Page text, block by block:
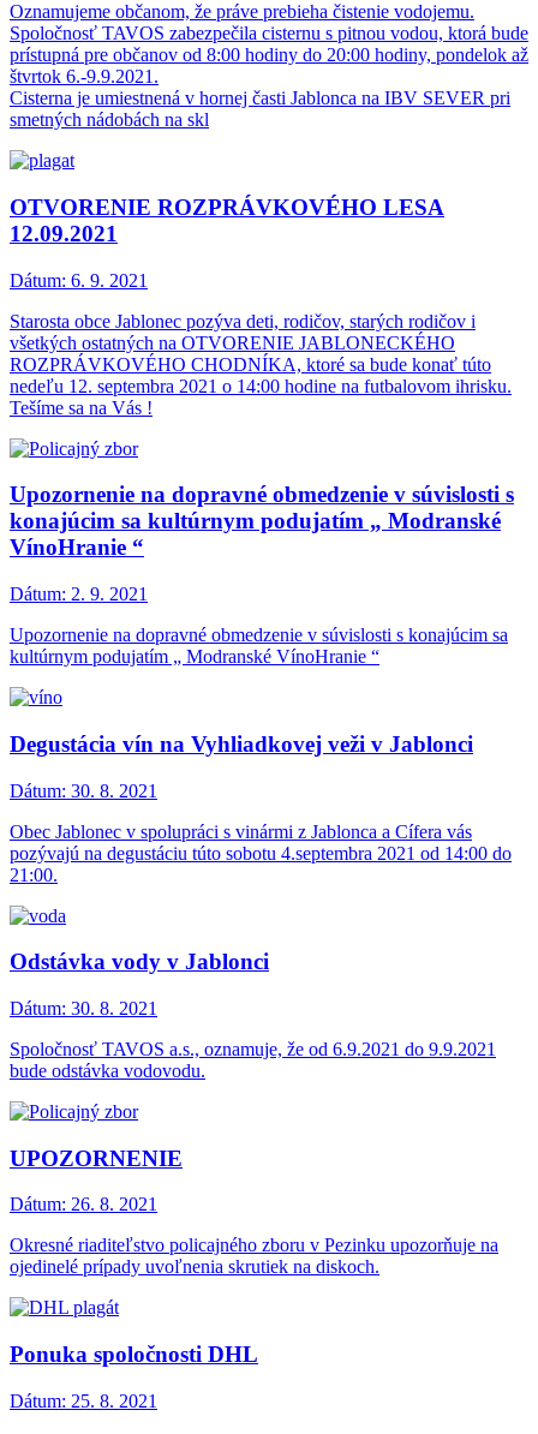
Oznamujeme občanom, že práve prebieha čistenie vodojemu.
Spoločnosť TAVOS zabezpečila cisternu s pitnou vodou, ktorá bude
prístupná pre občanov od 8:00 hodiny do 20:00 hodiny, pondelok až
štvrtok 6.-9.9.2021.
Cisterna je umiestnená v hornej časti Jablonca na IBV SEVER pri
smetných nádobách na skl
OTVORENIE ROZPRÁVKOVÉHO LESA
12.09.2021
Dátum: 6. 9. 2021
Starosta obce Jablonec pozýva deti, rodičov, starých rodičov i
všetkých ostatných na OTVORENIE JABLONECKÉHO
ROZPRÁVKOVÉHO CHODNÍKA, ktoré sa bude konať túto
nedeľu 12. septembra 2021 o 14:00 hodine na futbalovom ihrisku.
Tešíme sa na Vás !
Upozornenie na dopravné obmedzenie v súvislosti s
konajúcim sa kultúrnym podujatím „ Modranské
VínoHranie “
Dátum: 2. 9. 2021
Upozornenie na dopravné obmedzenie v súvislosti s konajúcim sa
kultúrnym podujatím „ Modranské VínoHranie “
Degustácia vín na Vyhliadkovej veži v Jablonci
Dátum: 30. 8. 2021
Obec Jablonec v spolupráci s vinármi z Jablonca a Cífera vás
pozývajú na degustáciu túto sobotu 4.septembra 2021 od 14:00 do
21:00.
Odstávka vody v Jablonci
Dátum: 30. 8. 2021
Spoločnosť TAVOS a.s., oznamuje, že od 6.9.2021 do 9.9.2021
bude odstávka vodovodu.
UPOZORNENIE
Dátum: 26. 8. 2021
Okresné riaditeľstvo policajného zboru v Pezinku upozorňuje na
ojedinelé prípady uvoľnenia skrutiek na diskoch.
Ponuka spoločnosti DHL
Dátum: 25. 8. 2021